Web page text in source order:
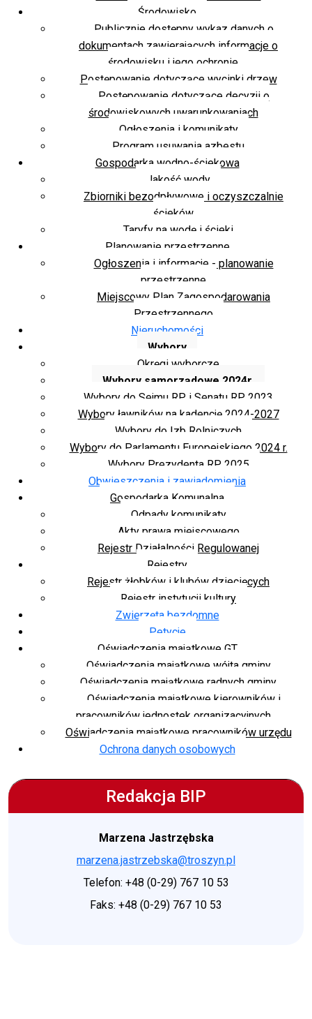
Środowisko
Publicznie dostępny wykaz danych o
dokumentach zawierających informacje o
środowisku i jego ochronie
Postępowanie dotyczące wycinki drzew
Postępowanie dotyczące decyzji o
środowiskowych uwarunkowaniach
Ogłoszenia i komunikaty
Program usuwania azbestu
Gospodarka wodno-ściekowa
Jakość wody
Zbiorniki bezodpływowe i oczyszczalnie
ścieków
Taryfy na wodę i ścieki
Planowanie przestrzenne
Ogłoszenia i informacje - planowanie
przestrzenne
Miejscowy Plan Zagospodarowania
Przestrzennego
Nieruchomości
Wybory
Okręgi wyborcze
Wybory samorządowe 2024r.
Wybory do Sejmu RP i Senatu RP 2023
Wybory ławników na kadencję 2024-2027
Wybory do Izb Rolniczych
Wybory do Parlamentu Europejskiego 2024 r.
Wybory Prezydenta RP 2025
Obwieszczenia i zawiadomienia
Gospodarka Komunalna
Odpady komunikaty
Akty prawa miejscowego
Rejestr Działalności Regulowanej
Rejestry
Rejestr żłobków i klubów dziecięcych
Rejestr instytucji kultury
Zwierzęta bezdomne
Petycje
Oświadczenia majątkowe GT
Oświadczenia majątkowe wójta gminy
Oświadczenia majątkowe radnych gminy
Oświadczenia majątkowe kierowników i
pracowników jednostek organizacyjnych
Oświadczenia majątkowe pracowników urzędu
Ochrona danych osobowych
Redakcja BIP
Marzena Jastrzębska
marzena.jastrzebska@troszyn.pl
Telefon: +48 (0-29) 767 10 53
Faks: +48 (0-29) 767 10 53